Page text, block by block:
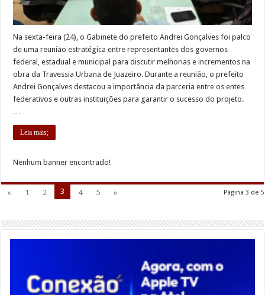
Na sexta-feira (24), o Gabinete do prefeito Andrei Gonçalves foi palco
de uma reunião estratégica entre representantes dos governos
federal, estadual e municipal para discutir melhorias e incrementos na
obra da Travessia Urbana de Juazeiro. Durante a reunião, o prefeito
Andrei Gonçalves destacou a importância da parceria entre os entes
federativos e outras instituições para garantir o sucesso do projeto.
…
Leia mais;
Nenhum banner encontrado!
Página 3 de 5
« 1 2 3 4 5 »